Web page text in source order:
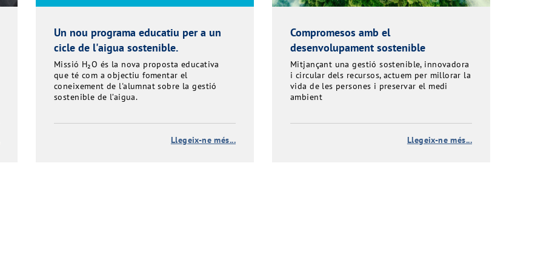
Un nou programa educatiu per a un
cicle de l'aigua sostenible.
Missió H₂O és la nova proposta educativa
que té com a objectiu fomentar el
coneixement de l'alumnat sobre la gestió
sostenible de l’aigua.
Llegeix-ne més...
Compromesos amb el
desenvolupament sostenible
Mitjançant una gestió sostenible, innovadora
i circular dels recursos, actuem per millorar la
vida de les persones i preservar el medi
ambient
Llegeix-ne més...